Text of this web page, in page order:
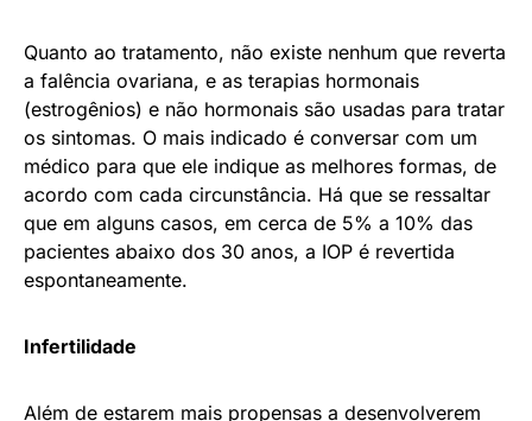
Quanto ao tratamento, não existe nenhum que reverta
a falência ovariana, e as terapias hormonais
(estrogênios) e não hormonais são usadas para tratar
os sintomas. O mais indicado é conversar com um
médico para que ele indique as melhores formas, de
acordo com cada circunstância. Há que se ressaltar
que em alguns casos, em cerca de 5% a 10% das
pacientes abaixo dos 30 anos, a IOP é revertida
espontaneamente.
Infertilidade
Além de estarem mais propensas a desenvolverem